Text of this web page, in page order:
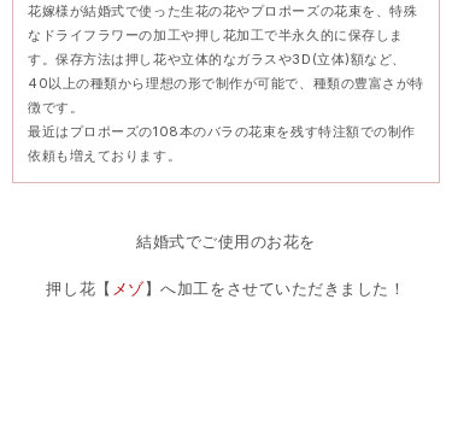
花嫁様が結婚式で使った生花の花やプロポーズの花束を、特殊
なドライフラワーの加工や押し花加工で半永久的に保存しま
す。保存方法は押し花や立体的なガラスや3D(立体)額など、
40以上の種類から理想の形で制作が可能で、種類の豊富さが特
徴です。
最近はプロポーズの108本のバラの花束を残す特注額での制作
依頼も増えております。
結婚式でご使用のお花を
押し花【 メゾ】へ加工をさせていただきました！